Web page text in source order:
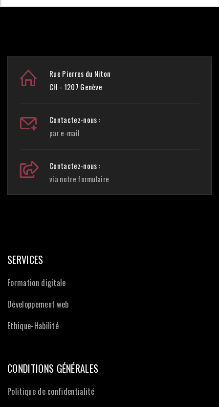
Rue Pierres du Niton
CH - 1207 Genève
Contactez-nous :
par e-mail
Contactez-nous :
via notre formulaire
SERVICES
Formation digitale
Développement web
Ethique-Habilité
CONDITIONS GÉNÉRALES
Politique de confidentialité